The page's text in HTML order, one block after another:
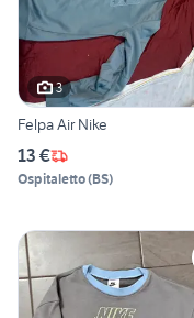
3
Felpa Air Nike
13 €
Ospitaletto(BS)